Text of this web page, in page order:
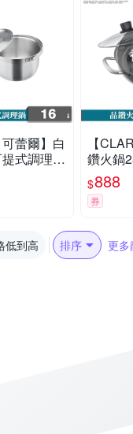
可蕾爾】白
式調理鍋
【
鑽火鍋
$888
券
低到高 排序 更多